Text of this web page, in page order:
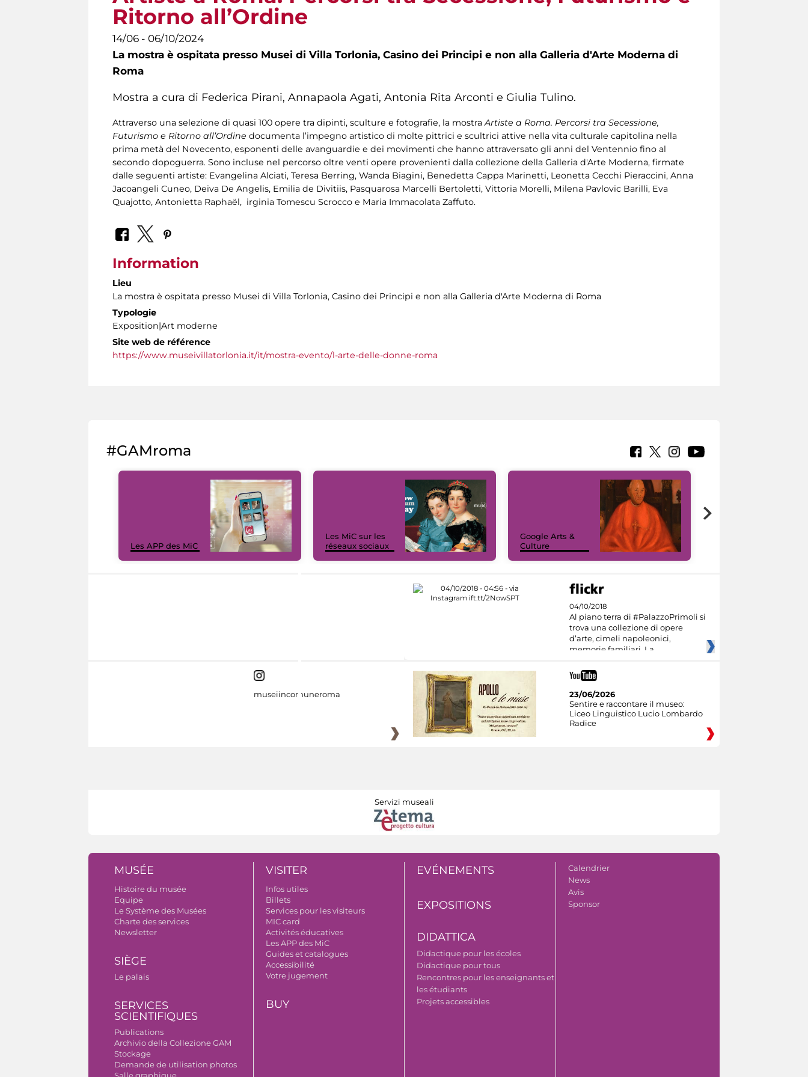
Ritorno all’Ordine
14/06 - 06/10/2024
La mostra è ospitata presso Musei di Villa Torlonia, Casino dei Principi e non alla Galleria d'Arte Moderna di
Roma
Mostra a cura di Federica Pirani, Annapaola Agati, Antonia Rita Arconti e Giulia Tulino.
Attraverso una selezione di quasi 100 opere tra dipinti, sculture e fotografie, la mostraArtiste a Roma. Percorsi tra Secessione,
Futurismo e Ritorno all’Ordine documenta l’impegno artistico di molte pittrici e scultrici attive nella vita culturale capitolina nella
prima metà del Novecento, esponenti delle avanguardie e dei movimenti che hanno attraversato gli anni del Ventennio fino al
secondo dopoguerra. Sono incluse nel percorso oltre venti opere provenienti dalla collezione della Galleria d'Arte Moderna, firmate
dalle seguenti artiste: Evangelina Alciati, Teresa Berring, Wanda Biagini, Benedetta Cappa Marinetti, Leonetta Cecchi Pieraccini, Anna
Jacoangeli Cuneo, Deiva De Angelis, Emilia de Divitiis, Pasquarosa Marcelli Bertoletti, Vittoria Morelli, Milena Pavlovic Barilli, Eva
Quajotto, Antonietta Raphaël, irginia Tomescu Scrocco e Maria Immacolata Zaffuto.
Information
Lieu
La mostra è ospitata presso Musei di Villa Torlonia, Casino dei Principi e non alla Galleria d'Arte Moderna di Roma
Typologie
Exposition|Art moderne
Site web de référence
https://www.museivillatorlonia.it/it/mostra-evento/l-arte-delle-donne-roma
#GAMroma
Les APP des MiC
Les MiC sur les
réseaux sociaux
Google Arts &
Culture
04/10/2018
Al piano terra di #PalazzoPrimoli si
trova una collezione di opere
d’arte, cimeli napoleonici,
memorie familiari. La
museiincomuneroma
23/06/2026
Sentire e raccontare il museo:
Liceo Linguistico Lucio Lombardo
Radice
Servizi museali
MUSÉE
Histoire du musée
Equipe
Le Système des Musées
Charte des services
Newsletter
SIÈGE
Le palais
SERVICES
SCIENTIFIQUES
Publications
Archivio della Collezione GAM
Stockage
Demande de utilisation photos
Salle graphique
VISITER
Infos utiles
Billets
Services pour les visiteurs
MIC card
Activités éducatives
Les APP des MiC
Guides et catalogues
Accessibilité
Votre jugement
BUY
EVÉNEMENTS
EXPOSITIONS
DIDATTICA
Didactique pour les écoles
Didactique pour tous
Rencontres pour les enseignants et
les étudiants
Projets accessibles
Calendrier
News
Avis
Sponsor